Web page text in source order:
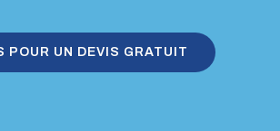
POUR UN DEVIS GRATUIT